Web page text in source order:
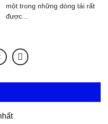
một trong những dòng tải rất
được...